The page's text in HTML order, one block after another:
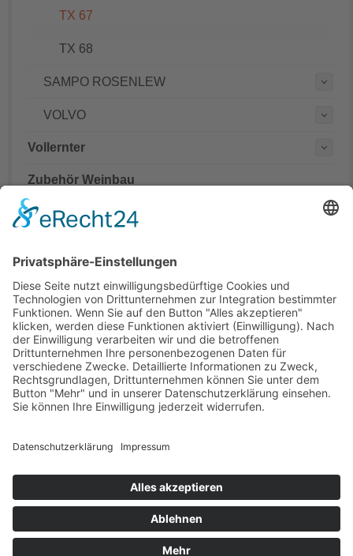
TX 67
TX 68
SAMPO ROSENLEW
VOLVO
Vollernter
Zubehör Weinbau
Teilenummern
Hinweis:
Es handelt sich um Teile in Erstausrüsterqualität nicht aber
um Originalteile. Die originalen Teilenummern OEM und
Markennamen dienen lediglich der leichteren Zuordnung der
Mähdrescher Ersatzteile.
Information
Rechtliches